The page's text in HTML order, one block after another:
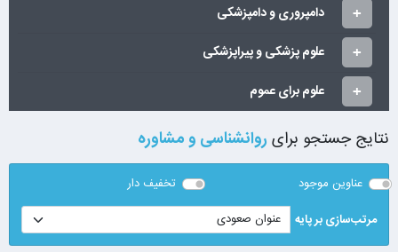
دامپروری و دامپزشکی
علوم پزشکی و پیراپزشکی
علوم برای عموم
نتایج جستجو برای روانشناسی و مشاوره
عناوین موجود
تخفیف دار
مرتب‌سازی بر پایه